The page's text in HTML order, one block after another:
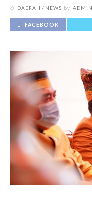
DAERAH NEWS by ADMIN
FACEBOOK